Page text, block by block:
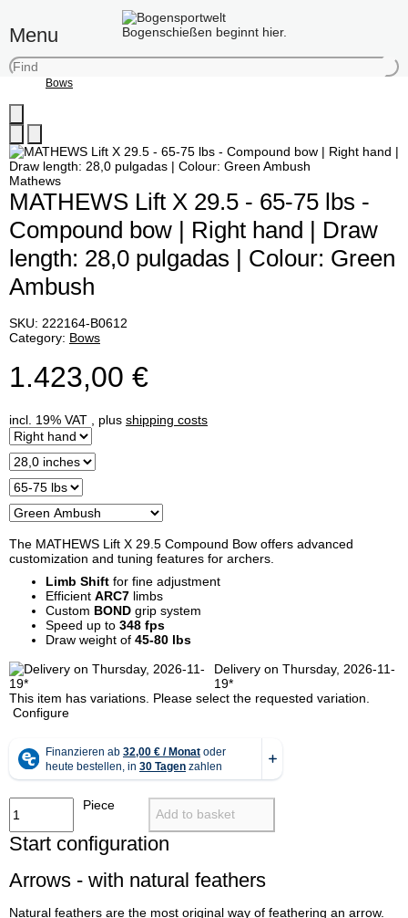
Bogenschießen beginnt hier.
Menu
Bows
Mathews
MATHEWS Lift X 29.5 - 65-75 lbs -
Compound bow | Right hand | Draw
length: 28,0 pulgadas | Colour: Green
Ambush
SKU: 222164-B0612
Category: Bows
1.423,00 €
incl. 19% VAT , plus shipping costs
The MATHEWS Lift X 29.5 Compound Bow offers advanced
customization and tuning features for archers.
Limb Shift for fine adjustment
Efficient ARC7 limbs
Custom BOND grip system
Speed up to 348 fps
Draw weight of 45-80 lbs
Delivery on Thursday, 2026-11-
19*
x
This item has variations. Please select the requested variation.
Configure
Piece
Add to basket
Start configuration
Arrows - with natural feathers
Natural feathers are the most original way of feathering an arrow.